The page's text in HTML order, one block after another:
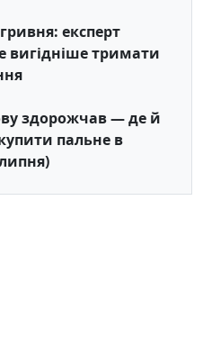
експерт
вигідніше тримати
здорожчав — де й
пальне в